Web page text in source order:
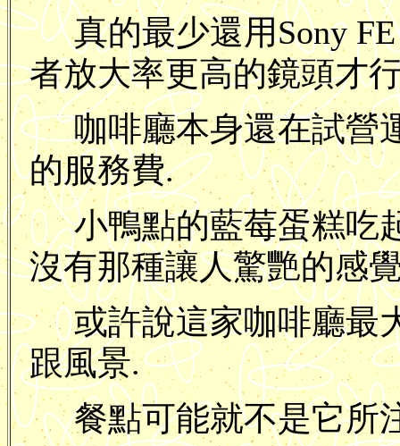
真的最少還用Sony
者放大率更高的鏡頭才
咖啡廳本身還在試營
的服務費.
小鴨點的藍莓蛋糕吃
沒有那種讓人驚艷的感
或許說這家咖啡廳最
跟風景.
餐點可能就不是它所